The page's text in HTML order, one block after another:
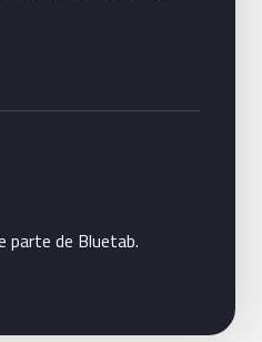
parte de Bluetab.